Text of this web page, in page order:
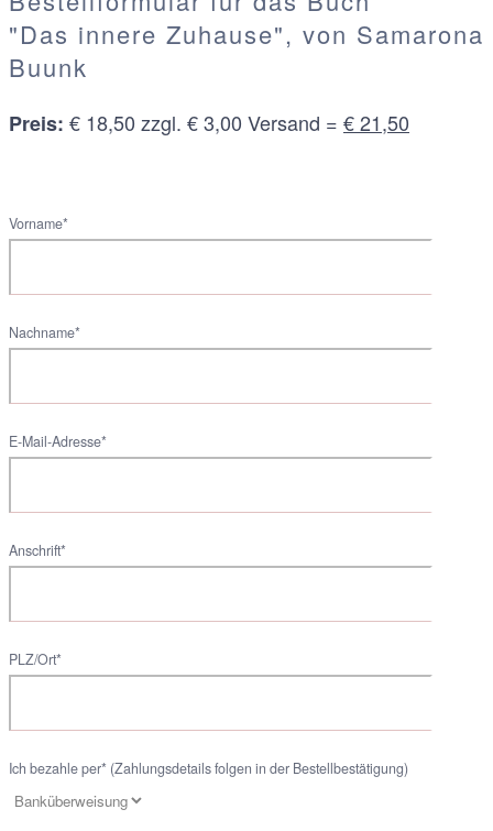
"Das innere Zuhause", von Samarona
Buunk
Preis: € 18,50 zzgl. € 3,00 Versand = € 21,50
Vorname*
Nachname*
E-Mail-Adresse*
Anschrift*
PLZ/Ort*
Ich bezahle per* (Zahlungsdetails folgen in der Bestellbestätigung)